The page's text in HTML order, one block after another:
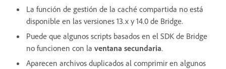
La función de gestión de la caché compartida no está
disponible en las versiones 13.x y 14.0 de Bridge.
Puede que algunos scripts basados en el SDK de Bridge
no funcionen con la ventana secundaria.
Aparecen archivos duplicados al comprimir en algunos